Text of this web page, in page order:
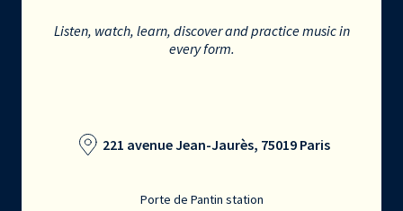
Listen, watch, learn, discover and practice music in
every form.
221 avenue Jean-Jaurès, 75019 Paris
Porte de Pantin station